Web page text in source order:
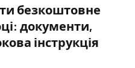
безкоштовне
документи,
інструкція